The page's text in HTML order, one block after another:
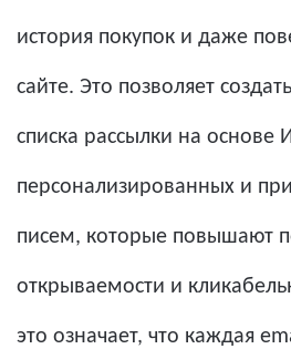
история покупок и даже
сайте. Это позволяет
списка рассылки на основе
персонализированных и
писем, которые повышают
открываемости и
это означает, что каждая